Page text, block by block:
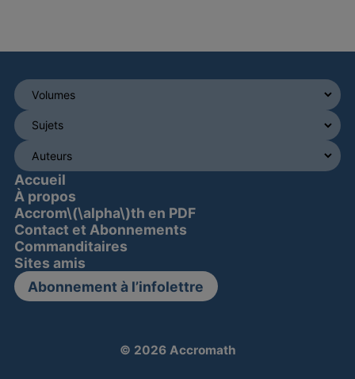
Accueil
À propos
Accrom\(\alpha\)th en PDF
Contact et Abonnements
Commanditaires
Sites amis
Abonnement à l’infolettre
© 2026 Accromath